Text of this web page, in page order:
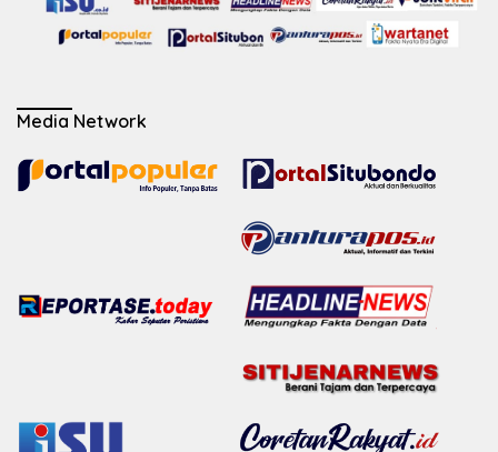
Media Network